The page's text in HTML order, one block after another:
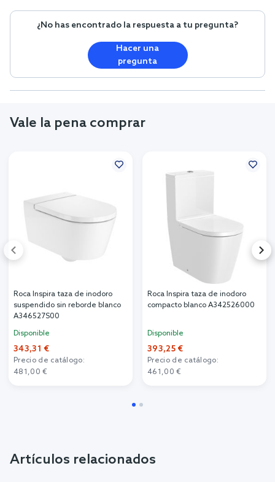
¿No has encontrado la respuesta a tu pregunta?
Hacer una
pregunta
Vale la pena comprar
Roca Inspira taza de inodoro
suspendido sin reborde blanco
A346527S00
Disponible
343,31 €
Precio de catálogo:
481,00 €
Roca Inspira taza de inodoro
compacto blanco A342526000
Disponible
393,25 €
Precio de catálogo:
461,00 €
Artículos relacionados